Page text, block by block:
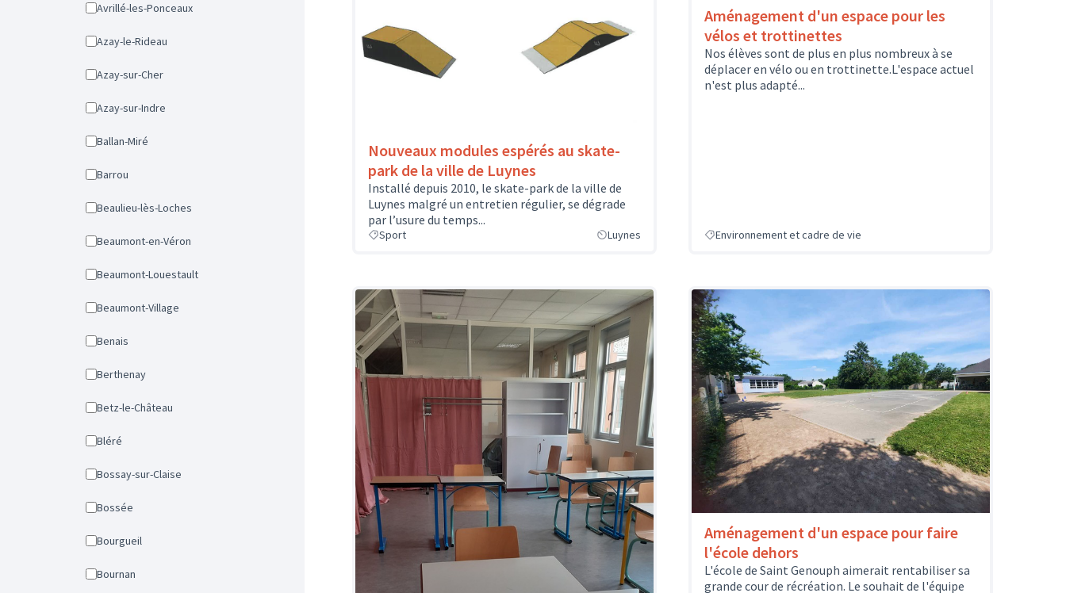
Avrillé-les-Ponceaux
Azay-le-Rideau
Azay-sur-Cher
Azay-sur-Indre
Ballan-Miré
Barrou
Beaulieu-lès-Loches
Beaumont-en-Véron
Beaumont-Louestault
Beaumont-Village
Benais
Berthenay
Betz-le-Château
Bléré
Bossay-sur-Claise
Bossée
Bourgueil
Bournan
Nouveaux modules espérés au skate-
park de la ville de Luynes
Installé depuis 2010, le skate-park de la ville de
Luynes malgré un entretien régulier, se dégrade
par l’usure du temps...
Sport Luynes
Aménagement d'un espace pour les
vélos et trottinettes
Nos élèves sont de plus en plus nombreux à se
déplacer en vélo ou en trottinette.L'espace actuel
n'est plus adapté...
Environnement et cadre de vie
Aménagement d'un espace pour faire
l'école dehors
L'école de Saint Genouph aimerait rentabiliser sa
grande cour de récréation. Le souhait de l'équipe